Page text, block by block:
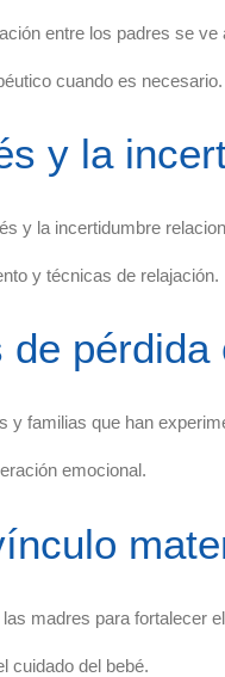
entre los padres se
cuando es necesario.
y la
y la incertidumbre
y técnicas de relajación.
pérdida
familias que han
emocional.
madres para fortalecer
cuidado del bebé.